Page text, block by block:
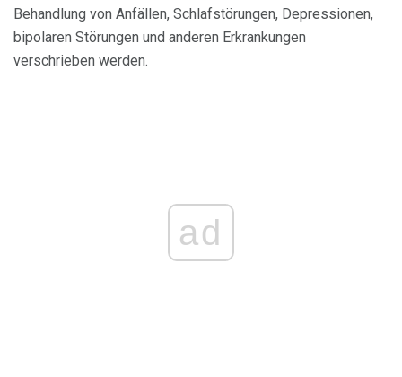
Behandlung von Anfällen, Schlafstörungen, Depressionen,
bipolaren Störungen und anderen Erkrankungen
verschrieben werden.
ad